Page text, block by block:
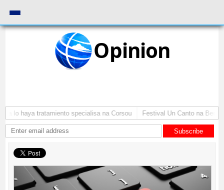
Opinion
lo haya tratamiento specialisa na Corsou Festival Un Canto na
Subscribe